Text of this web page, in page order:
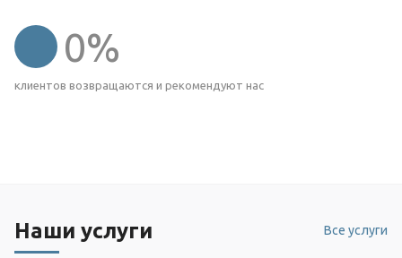
0%
клиентов возвращаются и рекомендуют нас
Все услуги
Наши услуги